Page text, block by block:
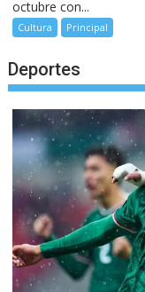
octubre con...
Cultura Principal
Deportes